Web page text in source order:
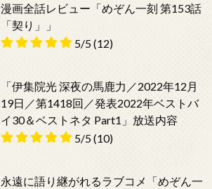
漫画全話レビュー「めぞん一刻 第153話
「契り」」
5/5(12)
「伊集院光 深夜の馬鹿力／2022年12月
19日／第1418回／発表2022年ベストバ
イ30＆ベストネタ Part1」放送内容
5/5(10)
永遠に語り継がれるラブコメ「めぞん一